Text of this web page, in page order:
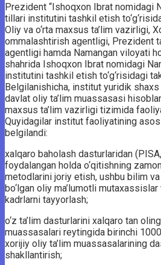
Prezident “Ishoqxon Ibrat nomidagi
tillari institutini tashkil etish
Oliy va o‘rta maxsus ta’lim vazirligi,
ommalashtirish agentligi, Prezident
agentligi hamda Namangan viloyati
shahrida Ishoqxon Ibrat nomidagi
institutini tashkil etish to‘g‘risidagi
Belgilanishicha, institut yuridik shaxs
davlat oliy ta’lim muassasasi
maxsus ta’lim vazirligi tizimida
Quyidagilar institut faoliyatining
belgilandi:
xalqaro baholash dasturlaridan
foydalangan holda o‘qitishning
metodlarini joriy etish, ushbu bilim va
bo‘lgan oliy ma’lumotli
kadrlarni tayyorlash;
o‘z ta’lim dasturlarini xalqaro tan
muassasalari reytingida birinchi
xorijiy oliy ta’lim muassasalarining
shakllantirish;